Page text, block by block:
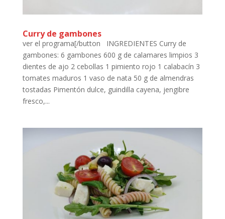
Curry de gambones
ver el programa[/button INGREDIENTES Curry de
gambones: 6 gambones 600 g de calamares limpios 3
dientes de ajo 2 cebollas 1 pimiento rojo 1 calabacín 3
tomates maduros 1 vaso de nata 50 g de almendras
tostadas Pimentón dulce, guindilla cayena, jengibre
fresco,...